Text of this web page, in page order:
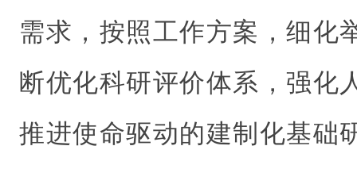
需求，按照工作方案，细化
断优化科研评价体系，强化
推进使命驱动的建制化基础